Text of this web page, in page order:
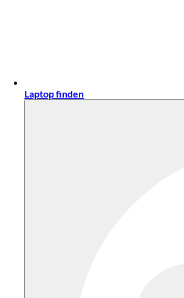
Laptop finden